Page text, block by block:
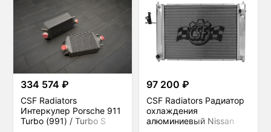
334 574 ₽
CSF Radiators
Интеркулер Porsche 911
Turbo (991) / Turbo S
97 200 ₽
CSF Radiators Радиатор
охлаждения
алюминиевый Nissan